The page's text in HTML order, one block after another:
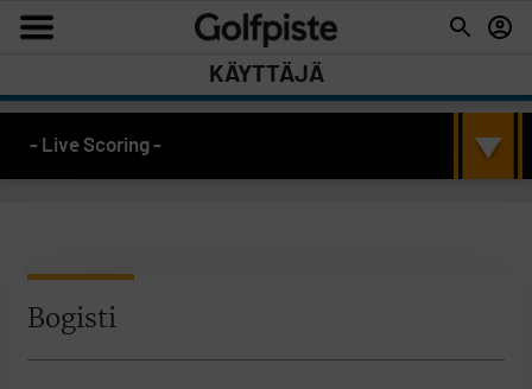
KÄYTTÄJÄ
- Live Scoring -
Bogisti